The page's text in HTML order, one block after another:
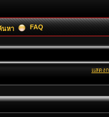
นหา FAQ
แสดง